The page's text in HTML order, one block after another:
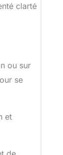
clarté
ou sur
se
et